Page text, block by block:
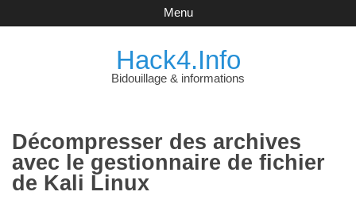
Hack4.Info
Bidouillage & informations
Menu
Décompresser des archives
avec le gestionnaire de fichier
de Kali Linux